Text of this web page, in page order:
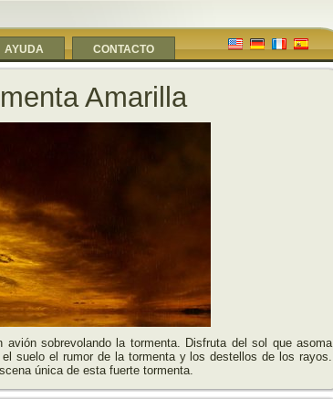
AYUDA CONTACTO
Amarilla
sobrevolando la tormenta. Disfruta del sol que asoma
suelo el rumor de la tormenta y los destellos de los rayos.
única de esta fuerte tormenta.